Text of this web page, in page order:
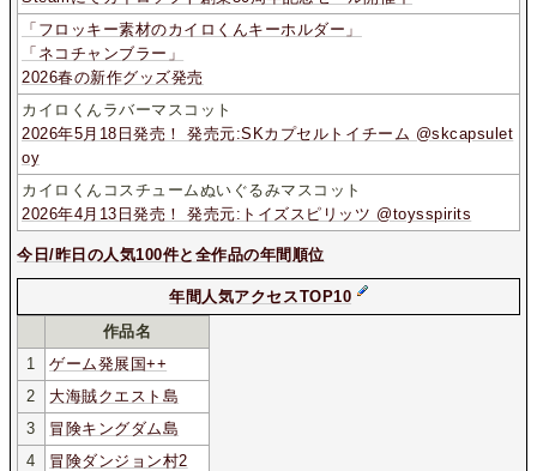
「フロッキー素材のカイロくんキーホルダー」
「ネコチャンブラー」
2026春の新作グッズ発売
カイロくんラバーマスコット
2026年5月18日発売！ 発売元:SKカプセルトイチーム @skcapsulet
oy
カイロくんコスチュームぬいぐるみマスコット
2026年4月13日発売！ 発売元:トイズスピリッツ @toysspirits
今日/昨日の人気100件と全作品の年間順位
年間人気アクセスTOP10
作品名
1
ゲーム発展国++
2
大海賊クエスト島
3
冒険キングダム島
4
冒険ダンジョン村2